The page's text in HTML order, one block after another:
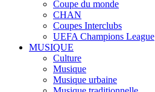
Coupe du monde
CHAN
Coupes Interclubs
UEFA Champions League
MUSIQUE
Culture
Musique
Musique urbaine